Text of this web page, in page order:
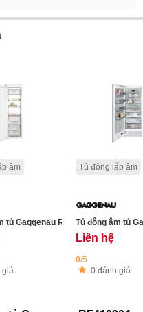
200 - 212L
âm
tủ Gaggenau RF287370 series 200
giá
Tủ đông lắp âm
Tủ đông âm tủ
Liên hệ
0/5
0 đánh giá